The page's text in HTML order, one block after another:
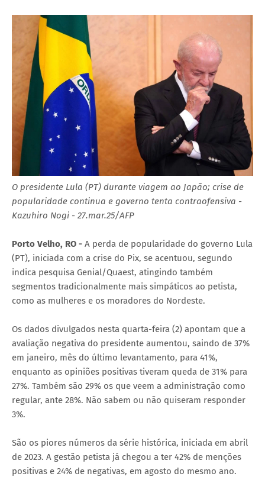
O presidente Lula (PT) durante viagem ao Japão; crise de
popularidade continua e governo tenta contraofensiva -
Kazuhiro Nogi - 27.mar.25/AFP
Porto Velho, RO - A perda de popularidade do governo Lula
(PT), iniciada com a crise do Pix, se acentuou, segundo
indica pesquisa Genial/Quaest, atingindo também
segmentos tradicionalmente mais simpáticos ao petista,
como as mulheres e os moradores do Nordeste.
Os dados divulgados nesta quarta-feira (2) apontam que a
avaliação negativa do presidente aumentou, saindo de 37%
em janeiro, mês do último levantamento, para 41%,
enquanto as opiniões positivas tiveram queda de 31% para
27%. Também são 29% os que veem a administração como
regular, ante 28%. Não sabem ou não quiseram responder
3%.
São os piores números da série histórica, iniciada em abril
de 2023. A gestão petista já chegou a ter 42% de menções
positivas e 24% de negativas, em agosto do mesmo ano.